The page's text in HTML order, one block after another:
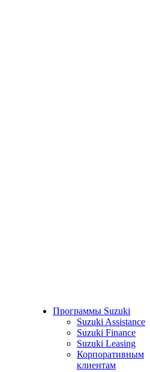
Программы Suzuki
Suzuki Assistance
Suzuki Finance
Suzuki Leasing
Корпоративным
клиентам